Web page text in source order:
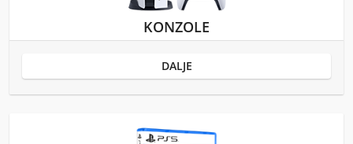
KONZOLE
DALJE